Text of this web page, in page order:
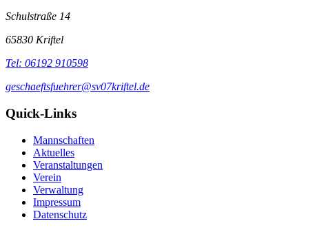
Schulstraße 14
65830 Kriftel
Tel: 06192 910598
geschaeftsfuehrer@sv07kriftel.de
Quick-Links
Mannschaften
Aktuelles
Veranstaltungen
Verein
Verwaltung
Impressum
Datenschutz